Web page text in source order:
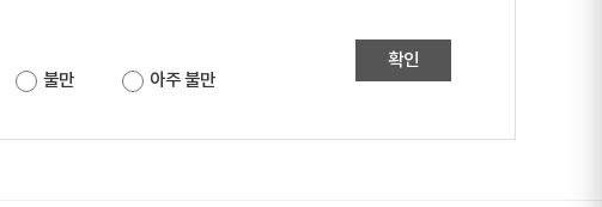
불만 아주 불만
확인